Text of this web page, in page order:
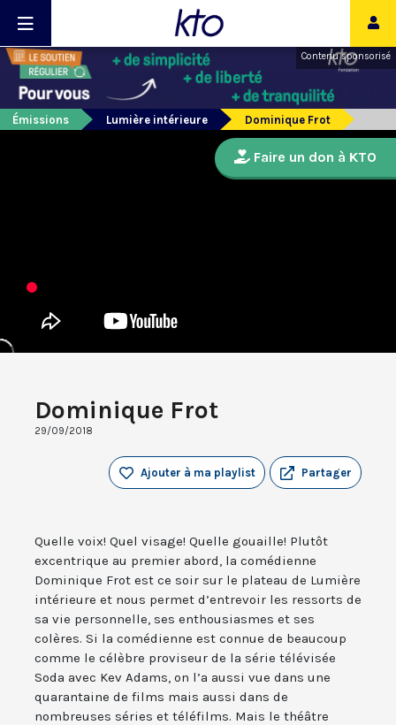
Contenu sponsorisé
Émissions Lumière intérieure Dominique Frot
Dominique Frot
29/09/2018
Partager
Ajouter à ma playlist
Quelle voix! Quel visage! Quelle gouaille! Plutôt
excentrique au premier abord, la comédienne
Dominique Frot est ce soir sur le plateau de Lumière
intérieure et nous permet d’entrevoir les ressorts de
sa vie personnelle, ses enthousiasmes et ses
colères. Si la comédienne est connue de beaucoup
comme le célèbre proviseur de la série télévisée
Soda avec Kev Adams, on l’a aussi vue dans une
quarantaine de films mais aussi dans de
nombreuses séries et téléfilms. Mais le théâtre
Faire un don à KTO